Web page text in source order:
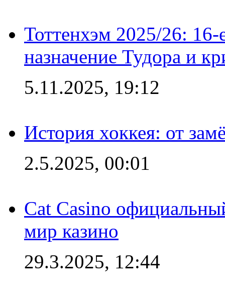
Тоттенхэм 2025/26:
назначение Тудора и
5.11.2025, 19:12
История хоккея: от
2.5.2025, 00:01
Cat Casino
мир казино
29.3.2025, 12:44